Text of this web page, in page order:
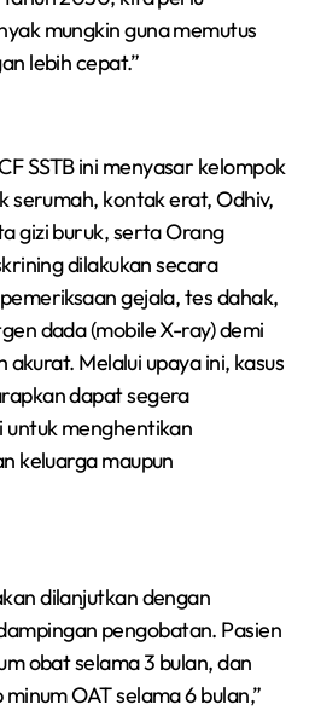
mungkin guna memutus
lebih cepat.”
SSTB ini menyasar kelompok
serumah, kontak erat, Odhiv,
gizi buruk, serta Orang
dilakukan secara
gejala, tes dahak,
dada (mobile X-ray) demi
akurat. Melalui upaya ini, kasus
dapat segera
menghentikan
keluarga maupun
dilanjutkan dengan
pengobatan. Pasien
obat selama 3 bulan, dan
OAT selama 6 bulan,”